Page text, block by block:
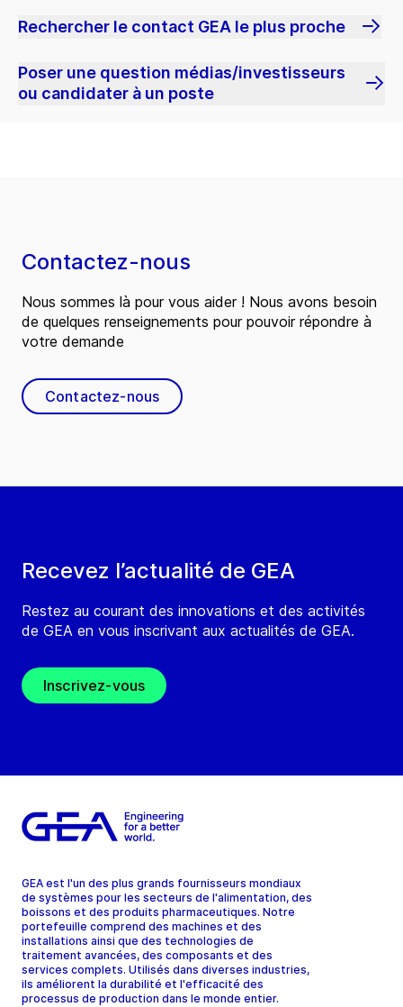
Rechercher le contact GEA le plus proche
Poser une question médias/investisseurs
ou candidater à un poste
Recevez l’actualité de GEA
Restez au courant des innovations et des activités
de GEA en vous inscrivant aux actualités de GEA.
Inscrivez-vous
Contactez-nous
Nous sommes là pour vous aider ! Nous avons besoin
de quelques renseignements pour pouvoir répondre à
votre demande
Contactez-nous
GEA est l'un des plus grands fournisseurs mondiaux
de systèmes pour les secteurs de l'alimentation, des
boissons et des produits pharmaceutiques. Notre
portefeuille comprend des machines et des
installations ainsi que des technologies de
traitement avancées, des composants et des
services complets. Utilisés dans diverses industries,
ils améliorent la durabilité et l'efficacité des
processus de production dans le monde entier.